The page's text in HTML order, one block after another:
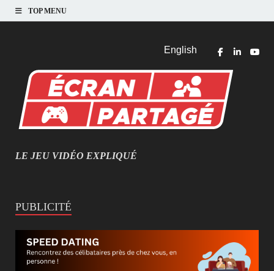
TOP MENU
English
MIEUX COMPRENDRE LES JEUX VIDÉO
LE JEU VIDÉO EXPLIQUÉ
PUBLICITÉ